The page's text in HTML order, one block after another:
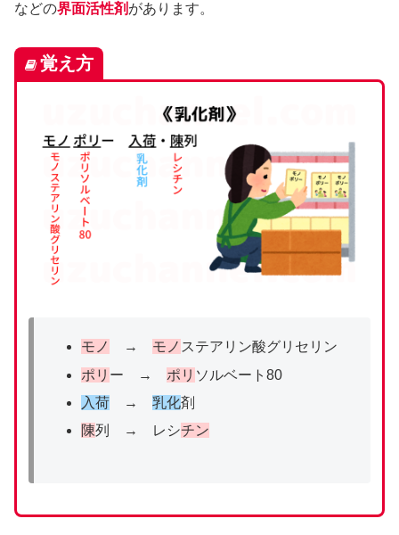
などの界面活性剤 があります。
覚え方
モノ → モノ ステアリン酸グリセリン
ポリ ー → ポリ ソルベート80
入荷→ 乳化剤
陳列 → レシチン